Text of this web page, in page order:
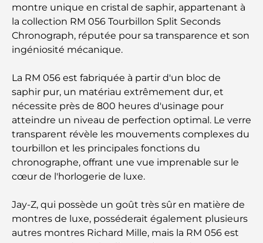
Hôpital du DIFC : des soins médicaux de classe
mondiale à Dubaï
Rarest Car in the World: Automotive Legends
Salles de sport au DIFC : quand le fitness
rencontre le style de vie professionnel
Plateformes de trading aux Émirats arabes unis :
un guide pour les investisseurs modernes
Family Beach Club Dubai : Là où divertissement et
Les meilleures écoles IB à Dubaï : un guide
complet pour les parents
montre unique en cristal de saphir, appartenant à
la collection RM 056 Tourbillon Split Seconds
Chronograph, réputée pour sa transparence et son
ingéniosité mécanique.
La RM 056 est fabriquée à partir d'un bloc de
saphir pur, un matériau extrêmement dur, et
nécessite près de 800 heures d'usinage pour
atteindre un niveau de perfection optimal. Le verre
transparent révèle les mouvements complexes du
tourbillon et les principales fonctions du
chronographe, offrant une vue imprenable sur le
cœur de l'horlogerie de luxe.
Jay-Z, qui possède un goût très sûr en matière de
montres de luxe, posséderait également plusieurs
autres montres Richard Mille, mais la RM 056 est